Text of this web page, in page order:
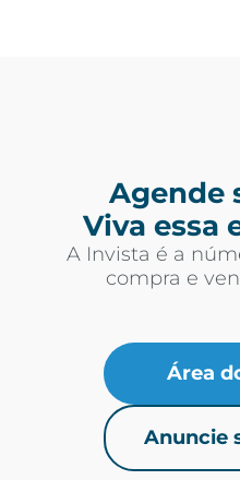
Agende
Viva essa
A Invista é a
compra e
Área
Anuncie